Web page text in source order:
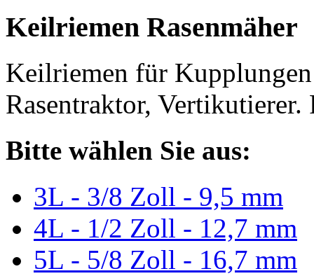
Keilriemen Rasenmäher
Keilriemen für Kupplungen
Rasentraktor,
Bitte wählen Sie aus:
3L - 3/8 Zoll - 9,5 mm
4L - 1/2 Zoll - 12,7 mm
5L - 5/8 Zoll - 16,7 mm